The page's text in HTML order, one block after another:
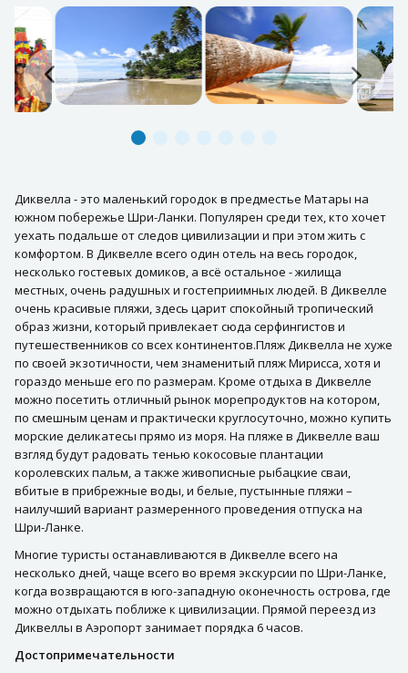
Диквелла - это маленький городок в предместье Матары на
южном побережье Шри-Ланки. Популярен среди тех, кто хочет
уехать подальше от следов цивилизации и при этом жить с
комфортом. В Диквелле всего один отель на весь городок,
несколько гостевых домиков, а всё остальное - жилища
местных, очень радушных и гостеприимных людей. В Диквелле
очень красивые пляжи, здесь царит спокойный тропический
образ жизни, который привлекает сюда серфингистов и
путешественников со всех континентов.Пляж Диквелла не хуже
по своей экзотичности, чем знаменитый пляж Мирисса, хотя и
гораздо меньше его по размерам. Кроме отдыха в Диквелле
можно посетить отличный рынок морепродуктов на котором,
по смешным ценам и практически круглосуточно, можно купить
морские деликатесы прямо из моря. На пляже в Диквелле ваш
взгляд будут радовать тенью кокосовые плантации
королевских пальм, а также живописные рыбацкие сваи,
вбитые в прибрежные воды, и белые, пустынные пляжи –
наилучший вариант размеренного проведения отпуска на
Шри-Ланке.
Многие туристы останавливаются в Диквелле всего на
несколько дней, чаще всего во время экскурсии по Шри-Ланке,
когда возвращаются в юго-западную оконечность острова, где
можно отдыхать поближе к цивилизации. Прямой переезд из
Диквеллы в Аэропорт занимает порядка 6 часов.
Достопримечательности